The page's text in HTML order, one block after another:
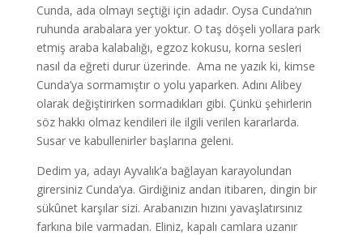
Cunda, ada olmayı seçtiği için adadır. Oysa Cunda’nın
ruhunda arabalara yer yoktur. O taş döşeli yollara park
etmiş araba kalabalığı, egzoz kokusu, korna sesleri
nasıl da eğreti durur üzerinde. Ama ne yazık ki, kimse
Cunda’ya sormamıştır o yolu yaparken. Adını Alibey
olarak değiştirirken sormadıkları gibi. Çünkü şehirlerin
söz hakkı olmaz kendileri ile ilgili verilen kararlarda.
Susar ve kabullenirler başlarına geleni.
Dedim ya, adayı Ayvalık’a bağlayan karayolundan
girersiniz Cunda’ya. Girdiğiniz andan itibaren, dingin bir
sükûnet karşılar sizi. Arabanızın hızını yavaşlatırsınız
farkına bile varmadan. Eliniz, kapalı camlara uzanır